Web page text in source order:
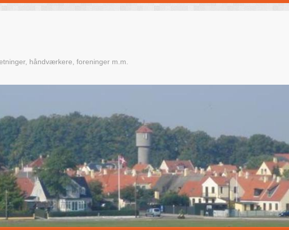
håndværkere, foreninger m.m.